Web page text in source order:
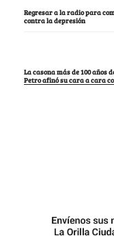
Regresar a la radio para
contra la depresión
La casona más de 100 años
Petro afinó su cara a cara